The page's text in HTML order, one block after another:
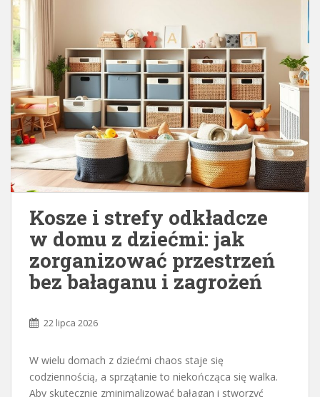
Kosze i strefy odkładcze
w domu z dziećmi: jak
zorganizować przestrzeń
bez bałaganu i zagrożeń
22 lipca 2026
W wielu domach z dziećmi chaos staje się
codziennością, a sprzątanie to niekończąca się walka.
Aby skutecznie zminimalizować bałagan i stworzyć